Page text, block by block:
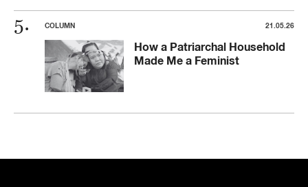
COLUMN 21.05.26
How a Patriarchal Household
Made Me a Feminist